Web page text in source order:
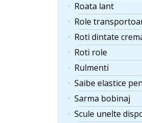
Roata lant
Role
Roti dintate
Roti role
Rulmenti
Saibe elastice
Sarma bobinaj
Scule unelte